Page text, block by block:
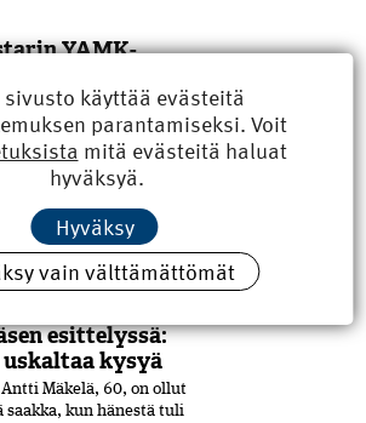
YAMK-
Tampereelle
opinto-ohjaajat.
tutkinto.
viime ­aikoina.
esittelyssä:
kysyä
Mäkelä, 60, on ollut
kun hänestä tuli
sivusto käyttää evästeitä
parantamiseksi. Voit
mitä evästeitä haluat
hyväksyä.
Hyväksy
vain välttämättömät